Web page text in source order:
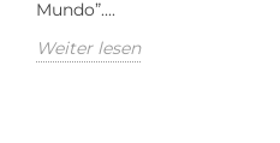
Mundo”....
Weiter lesen